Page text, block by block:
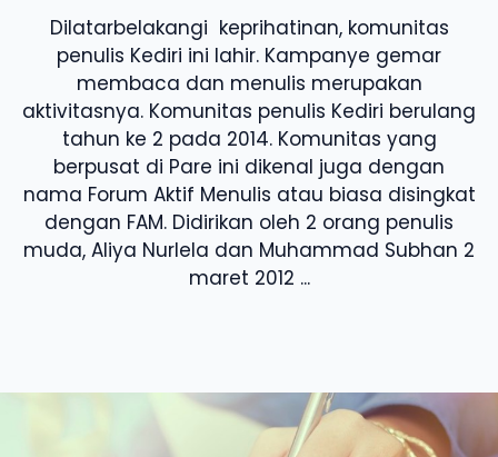
Dilatarbelakangi keprihatinan, komunitas
penulis Kediri ini lahir. Kampanye gemar
membaca dan menulis merupakan
aktivitasnya. Komunitas penulis Kediri berulang
tahun ke 2 pada 2014. Komunitas yang
berpusat di Pare ini dikenal juga dengan
nama Forum Aktif Menulis atau biasa disingkat
dengan FAM. Didirikan oleh 2 orang penulis
muda, Aliya Nurlela dan Muhammad Subhan 2
maret 2012 ...